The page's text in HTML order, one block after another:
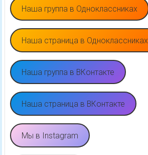
Наша группа в Одноклассниках
Наша страница в Одноклассниках
Наша группа в ВКонтакте
Наша страница в ВКонтакте
Мы в Instagram